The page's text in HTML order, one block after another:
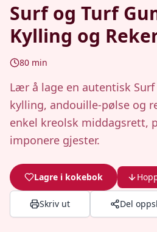
Surf og Turf
Kylling og
80 min
Lær å lage en autentisk
kylling, andouille-pølse og
enkel kreolsk middagsrett,
imponere gjester.
Lagre i kokebok
Skriv ut Del